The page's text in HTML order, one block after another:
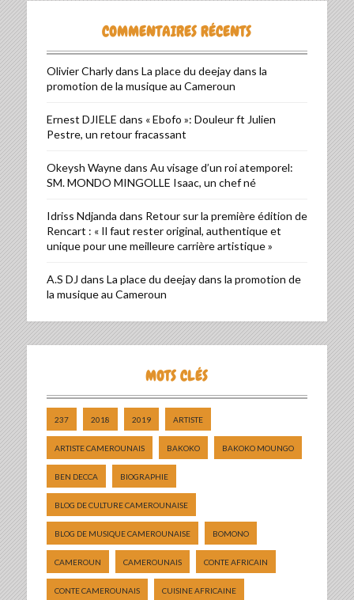
COMMENTAIRES RÉCENTS
Olivier Charlydans La place du deejay dans la
promotion de la musique au Cameroun
Ernest DJIELE dans « Ebofo »: Douleur ft Julien
Pestre, un retour fracassant
Okeysh Waynedans Au visage d’un roi atemporel:
SM. MONDO MINGOLLE Isaac, un chef né
Idriss Ndjanda dans Retour sur la première édition de
Rencart : « Il faut rester original, authentique et
unique pour une meilleure carrière artistique »
A.S DJ dans La place du deejay dans la promotion de
la musique au Cameroun
MOTS CLÉS
237 2018 2019 ARTISTE
ARTISTE CAMEROUNAIS BAKOKO BAKOKO MOUNGO
BEN DECCA BIOGRAPHIE
BLOG DE CULTURE CAMEROUNAISE
BLOG DE MUSIQUE CAMEROUNAISE BOMONO
CAMEROUN CAMEROUNAIS CONTE AFRICAIN
CONTE CAMEROUNAIS CUISINE AFRICAINE